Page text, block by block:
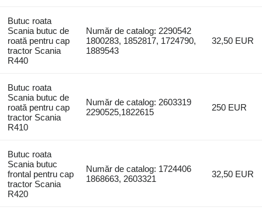
Butuc roata
Scania butuc de
roată pentru cap
tractor Scania
R440
Număr de catalog: 2290542
1800283, 1852817, 1724790,
1889543
32,50 EUR
Butuc roata
Scania butuc de
roată pentru cap
tractor Scania
R410
Număr de catalog: 2603319
2290525,1822615
250 EUR
Butuc roata
Scania butuc
frontal pentru cap
tractor Scania
R420
Număr de catalog: 1724406
1868663, 2603321
32,50 EUR